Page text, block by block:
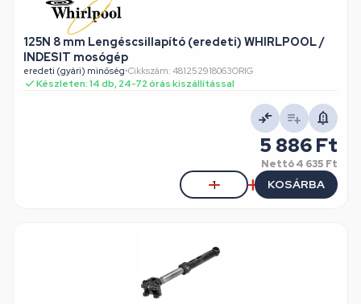
125N 8 mm Lengéscsillapító (eredeti) WHIRLPOOL /
INDESIT mosógép
eredeti (gyári) minőség•Cikkszám: 481252918063ORIG
Készleten: 14 db, 24-72 órás kiszállítással
5 886 Ft
Nettó4 635 Ft
KOSÁRBA